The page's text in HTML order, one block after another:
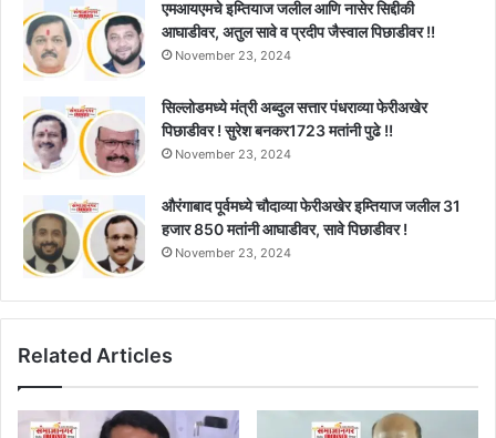
एमआयएमचे इम्तियाज जलील आणि नासेर सिद्दीकी
आघाडीवर, अतुल सावे व प्रदीप जैस्वाल पिछाडीवर !!
November 23, 2024
सिल्लोडमध्ये मंत्री अब्दुल सत्तार पंधराव्या फेरीअखेर
पिछाडीवर ! सुरेश बनकर1723 मतांनी पुढे !!
November 23, 2024
औरंगाबाद पूर्वमध्ये चौदाव्या फेरीअखेर इम्तियाज जलील 31
हजार 850 मतांनी आघाडीवर, सावे पिछाडीवर !
November 23, 2024
Related Articles